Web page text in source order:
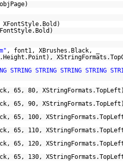
, font1, XBrushes.Black, _
STRING STRING STRING STRING
65, 80, XStringFormats.TopLeft)
65, 90, XStringFormats.TopLeft)
65, 100,
65, 110,
65, 120,
65, 130,